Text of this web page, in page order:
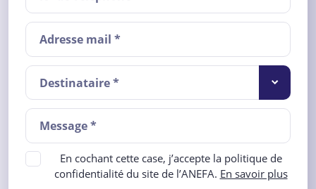
Destinataire *
En cochant cette case, j’accepte la politique de
confidentialité du site de l’ANEFA. En savoir plus